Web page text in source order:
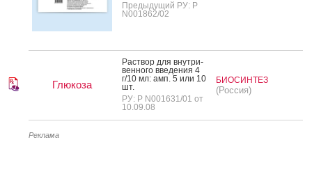
Предыдущий РУ: Р
N001862/02
Глюкоза
Рас­твор для внут­ри­
вен­но­го вве­дения 4
г/10 мл: амп. 5 или 10
шт.
РУ: Р N001631/01 от
10.09.08
БИОСИНТЕЗ
(Россия)
Реклама